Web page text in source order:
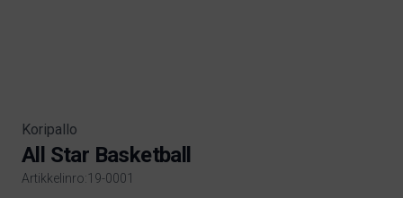
Koripallo
All Star Basketball
Artikkelinro:19-0001